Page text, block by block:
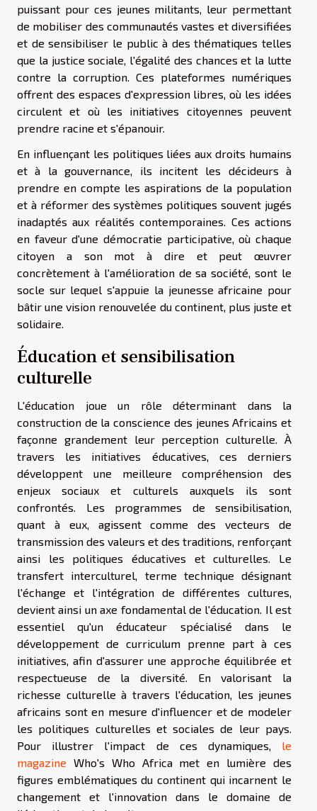
puissant pour ces jeunes militants, leur permettant
de mobiliser des communautés vastes et diversifiées
et de sensibiliser le public à des thématiques telles
que la justice sociale, l'égalité des chances et la lutte
contre la corruption. Ces plateformes numériques
offrent des espaces d'expression libres, où les idées
circulent et où les initiatives citoyennes peuvent
prendre racine et s'épanouir.
En influençant les politiques liées aux droits humains
et à la gouvernance, ils incitent les décideurs à
prendre en compte les aspirations de la population
et à réformer des systèmes politiques souvent jugés
inadaptés aux réalités contemporaines. Ces actions
en faveur d'une démocratie participative, où chaque
citoyen a son mot à dire et peut œuvrer
concrètement à l'amélioration de sa société, sont le
socle sur lequel s'appuie la jeunesse africaine pour
bâtir une vision renouvelée du continent, plus juste et
solidaire.
Éducation et sensibilisation
culturelle
L'éducation joue un rôle déterminant dans la
construction de la conscience des jeunes Africains et
façonne grandement leur perception culturelle. À
travers les initiatives éducatives, ces derniers
développent une meilleure compréhension des
enjeux sociaux et culturels auxquels ils sont
confrontés. Les programmes de sensibilisation,
quant à eux, agissent comme des vecteurs de
transmission des valeurs et des traditions, renforçant
ainsi les politiques éducatives et culturelles. Le
transfert interculturel, terme technique désignant
l'échange et l'intégration de différentes cultures,
devient ainsi un axe fondamental de l'éducation. Il est
essentiel qu'un éducateur spécialisé dans le
développement de curriculum prenne part à ces
initiatives, afin d'assurer une approche équilibrée et
respectueuse de la diversité. En valorisant la
richesse culturelle à travers l'éducation, les jeunes
africains sont en mesure d'influencer et de modeler
les politiques culturelles et sociales de leur pays.
Pour illustrer l'impact de ces dynamiques, le
magazine Who's Who Africa met en lumière des
figures emblématiques du continent qui incarnent le
changement et l'innovation dans le domaine de